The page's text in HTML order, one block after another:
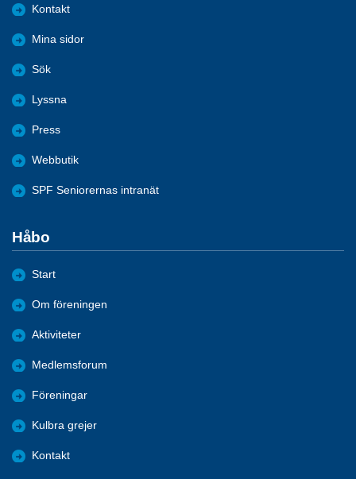
Kontakt
Mina sidor
Sök
Lyssna
Press
Webbutik
SPF Seniorernas intranät
Håbo
Start
Om föreningen
Aktiviteter
Medlemsforum
Föreningar
Kulbra grejer
Kontakt